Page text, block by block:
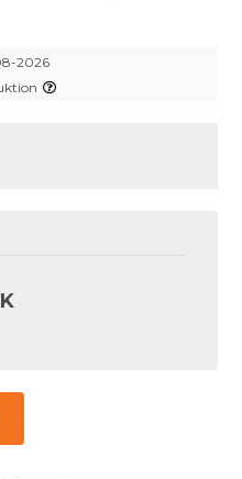
2026